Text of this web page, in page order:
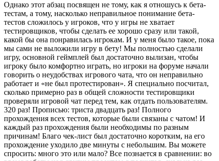
Однако этот абзац посвящен не тому, как я отношусь к бета-
тестам, а тому, насколько неправильное понимание бета-
тестов сложилось у игроков, что у игры не хватает
тестировщиков, чтобы сделать ее хорошо сразу или такой,
какой бы она понравилась игрокам. И у меня было такое, пока
мы сами не выложили игру в бету! Мы полностью сделали
игру, основной геймплей был достаточно вылизан, чтобы
игроку было комфортно играть, но игроки на форуме начали
говорить о неудобствах игрового чата, что он неправильно
работает и «не был протестирован». Я специально посчитал,
сколько примерно раз в общей сложности тестировщики
проверяли игровой чат перед тем, как отдать пользователям.
320 раз! Прописью: триста двадцать раз! Полного
прохождения всех тестов, которые были связаны с чатом! И
каждый раз прохождения были необходимы по разным
причинам! Благо чек-лист был достаточно коротким, на его
прохождение уходило две минуты с небольшим. Вы можете
спросить: много это или мало? Все познается в сравнении: во